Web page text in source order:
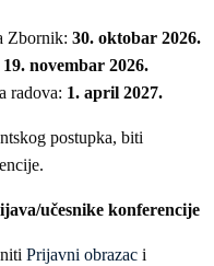
Zbornik: 30. oktobar 2026.
19. novembar 2026.
radova: 1. april 2027.
postupka, biti
učesnike konferencije
Prijavni obrazac i